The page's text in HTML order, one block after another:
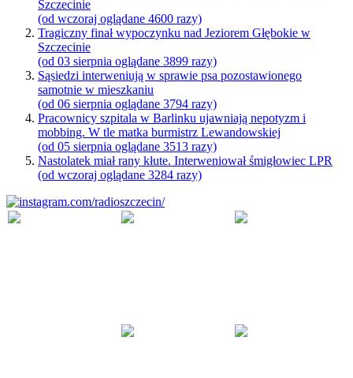
Szczecinie
(od wczoraj oglądane 4600 razy)
Tragiczny finał wypoczynku nad Jeziorem Głębokie w
Szczecinie
(od 03 sierpnia oglądane 3899 razy)
Sąsiedzi interweniują w sprawie psa pozostawionego
samotnie w mieszkaniu
(od 06 sierpnia oglądane 3794 razy)
Pracownicy szpitala w Barlinku ujawniają nepotyzm i
mobbing. W tle matka burmistrz Lewandowskiej
(od 05 sierpnia oglądane 3513 razy)
Nastolatek miał rany kłute. Interweniował śmigłowiec LPR
(od wczoraj oglądane 3284 razy)